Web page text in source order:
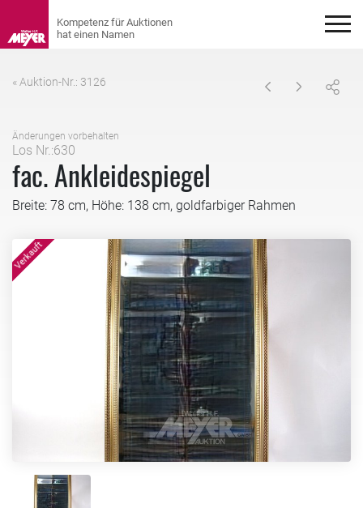
« Auktion-Nr.: 3126
Änderungen vorbehalten
Los Nr.:630
fac. Ankleidespiegel
Breite: 78 cm, Höhe: 138 cm, goldfarbiger Rahmen